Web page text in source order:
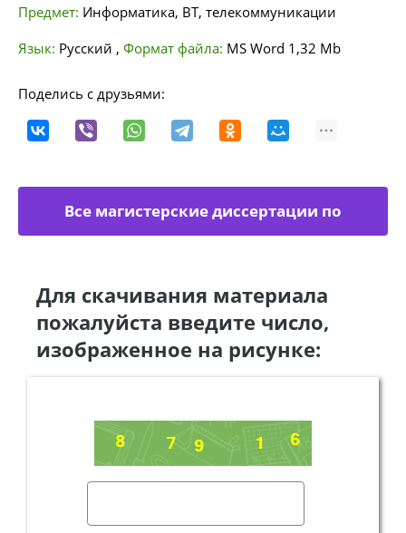
Предмет: Информатика, ВТ, телекоммуникации
Язык: Русский , Формат файла: MS Word 1,32 Mb
Поделись с друзьями:
Все магистерские диссертации по
Для скачивания материала
пожалуйста введите число,
изображенное на рисунке: